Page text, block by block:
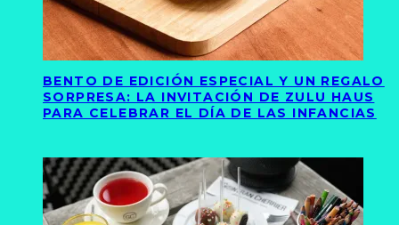
BENTO DE EDICIÓN ESPECIAL Y UN REGALO
SORPRESA: LA INVITACIÓN DE ZULU HAUS
PARA CELEBRAR EL DÍA DE LAS INFANCIAS